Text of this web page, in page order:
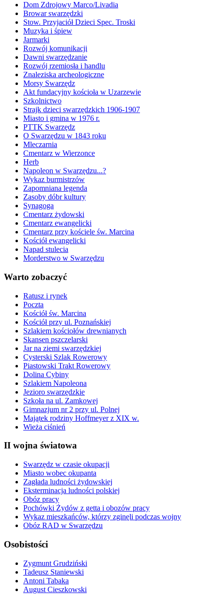
Dom Zdrojowy Marco/Livadia
Browar swarzędzki
Stow. Przyjaciół Dzieci Spec. Troski
Muzyka i śpiew
Jarmarki
Rozwój komunikacji
Dawni swarzędzanie
Rozwój rzemiosła i handlu
Znaleziska archeologiczne
Morsy Swarzędz
Akt fundacyjny kościoła w Uzarzewie
Szkolnictwo
Strajk dzieci swarzędzkich 1906-1907
Miasto i gmina w 1976 r.
PTTK Swarzędz
O Swarzędzu w 1843 roku
Mleczarnia
Cmentarz w Wierzonce
Herb
Napoleon w Swarzędzu...?
Wykaz burmistrzów
Zapomniana legenda
Zasoby dóbr kultury
Synagoga
Cmentarz żydowski
Cmentarz ewangelicki
Cmentarz przy kościele św. Marcina
Kościół ewangelicki
Napad stulecia
Morderstwo w Swarzędzu
Warto zobaczyć
Ratusz i rynek
Poczta
Kościół św. Marcina
Kościół przy ul. Poznańskiej
Szlakiem kościołów drewnianych
Skansen pszczelarski
Jar na ziemi swarzędzkiej
Cysterski Szlak Rowerowy
Piastowski Trakt Rowerowy
Dolina Cybiny
Szlakiem Napoleona
Jezioro swarzędzkie
Szkoła na ul. Zamkowej
Gimnazjum nr 2 przy ul. Polnej
Majątek rodziny Hoffmeyer z XIX w.
Wieża ciśnień
II wojna światowa
Swarzędz w czasie okupacji
Miasto wobec okupanta
Zagłada ludności żydowskiej
Eksterminacja ludności polskiej
Obóz pracy
Pochówki Żydów z getta i obozów pracy
Wykaz mieszkańców, którzy zginęli podczas wojny
Obóz RAD w Swarzędzu
Osobistości
Zygmunt Grudziński
Tadeusz Staniewski
Antoni Tabaka
August Cieszkowski